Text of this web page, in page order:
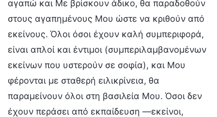
αγαπώ και Με βρίσκουν άδικο, θα παραδοθούν
στους αγαπημένους Μου ώστε να κριθούν από
εκείνους. Όλοι όσοι έχουν καλή συμπεριφορά,
είναι απλοί και έντιμοι (συμπεριλαμβανομένων
εκείνων που υστερούν σε σοφία), και Μου
φέρονται με σταθερή ειλικρίνεια, θα
παραμείνουν όλοι στη βασιλεία Μου. Όσοι δεν
έχουν περάσει από εκπαίδευση —εκείνοι,